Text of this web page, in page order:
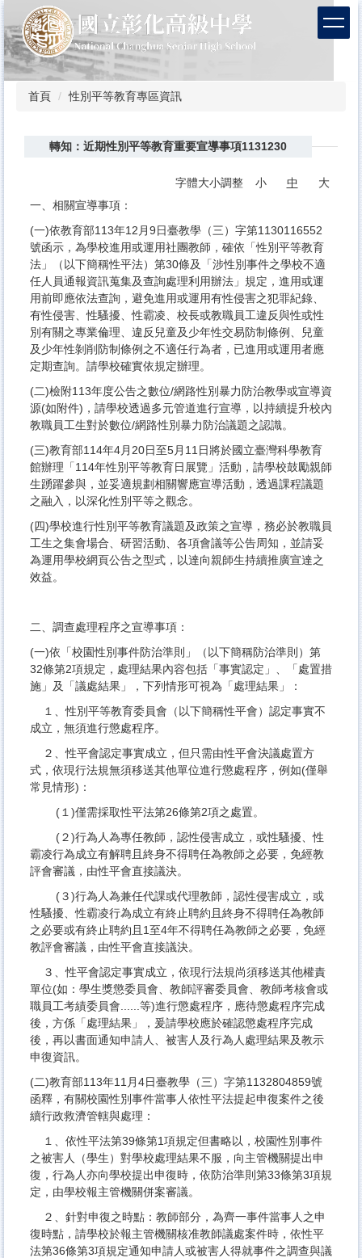
到
主
要
內
首頁 性別平等教育專區資訊
轉知：近期性別平等教育重要宣導事項1131230
字體大小調整 小 中
大
一、相關宣導事項：
(一)依教育部113年12月9日臺教學（三）字第1130116552
號函示，為學校進用或運用社團教師，確依「性別平等教育
法」（以下簡稱性平法）第30條及「涉性別事件之學校不適
任人員通報資訊蒐集及查詢處理利用辦法」規定，進用或運
用前即應依法查詢，避免進用或運用有性侵害之犯罪紀錄、
有性侵害、性騷擾、性霸凌、校長或教職員工違反與性或性
別有關之專業倫理、違反兒童及少年性交易防制條例、兒童
及少年性剝削防制條例之不適任行為者，已進用或運用者應
定期查詢。請學校確實依規定辦理。
(二)檢附113年度公告之數位/網路性別暴力防治教學或宣導資
源(如附件)，請學校透過多元管道進行宣導，以持續提升校內
教職員工生對於數位/網路性別暴力防治議題之認識。
(三)教育部114年4月20日至5月11日將於國立臺灣科學教育
館辦理「114年性別平等教育日展覽」活動，請學校鼓勵親師
生踴躍參與，並妥適規劃相關響應宣導活動，透過課程議題
之融入，以深化性別平等之觀念。
(四)學校進行性別平等教育議題及政策之宣導，務必於教職員
工生之集會場合、研習活動、各項會議等公告周知，並請妥
為運用學校網頁公告之型式，以達向親師生持續推廣宣達之
效益。
二、調查處理程序之宣導事項：
(一)依「校園性別事件防治準則」（以下簡稱防治準則）第
32條第2項規定，處理結果內容包括「事實認定」、「處置措
施」及「議處結果」，下列情形可視為「處理結果」：
１、性別平等教育委員會（以下簡稱性平會）認定事實不
成立，無須進行懲處程序。
２、性平會認定事實成立，但只需由性平會決議處置方
式，依現行法規無須移送其他單位進行懲處程序，例如(僅舉
常見情形)：
(１)僅需採取性平法第26條第2項之處置。
(２)行為人為專任教師，認性侵害成立，或性騷擾、性
霸凌行為成立有解聘且終身不得聘任為教師之必要，免經教
評會審議，由性平會直接議決。
(３)行為人為兼任代課或代理教師，認性侵害成立，或
性騷擾、性霸凌行為成立有終止聘約且終身不得聘任為教師
之必要或有終止聘約且1至4年不得聘任為教師之必要，免經
教評會審議，由性平會直接議決。
３、性平會認定事實成立，依現行法規尚須移送其他權責
單位(如：學生獎懲委員會、教師評審委員會、教師考核會或
職員工考績委員會......等)進行懲處程序，應待懲處程序完成
後，方係「處理結果」，爰請學校應於確認懲處程序完成
後，再以書面通知申請人、被害人及行為人處理結果及教示
申復資訊。
(二)教育部113年11月4日臺教學（三）字第1132804859號
函釋，有關校園性別事件當事人依性平法提起申復案件之後
續行政救濟管轄與處理：
１、依性平法第39條第1項規定但書略以，校園性別事件
之被害人（學生）對學校處理結果不服，向主管機關提出申
復，行為人亦向學校提出申復時，依防治準則第33條第3項規
定，由學校報主管機關併案審議。
２、針對申復之時點：教師部分，為齊一事件當事人之申
復時點，請學校於報主管機關核准教師議處案件時，依性平
法第36條第3項規定通知申請人或被害人得就事件之調查與議